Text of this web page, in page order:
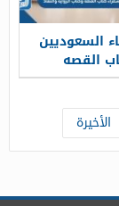
السعوديين
القصه
والنقاد
الأخيرة